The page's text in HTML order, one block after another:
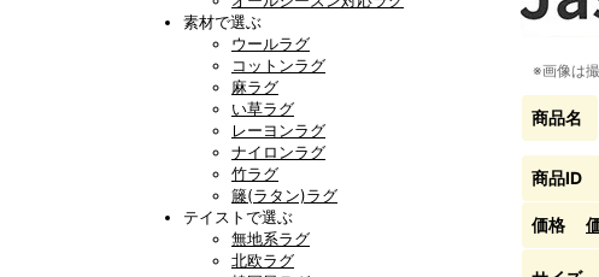
素材で選ぶ
ウールラグ
コットンラグ
麻ラグ
い草ラグ
レーヨンラグ
ナイロンラグ
竹ラグ
籐(ラタン)ラグ
テイストで選ぶ
無地系ラグ
北欧ラグ
※画像は
商品名
商品ID
価格